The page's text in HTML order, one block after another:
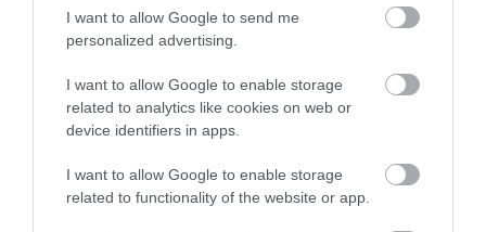
I want to allow Google to send me
personalized advertising.
I want to allow Google to enable storage
related to analytics like cookies on web or
device identifiers in apps.
I want to allow Google to enable storage
related to functionality of the website or app.
Φάνης Σπανός: 500.000 € για την
ενεργειακή αναβάθμιση του 4ου
08.08.2026 | 20:40
Εύβοια: Τέλος στις παράνομες
χωρίς εξαιρέσεις
08.08.2026 | 20:20
ανακοίνωση για το
βουλευτή Σίμο
Κεδίκογλου- Τι
Βίντεο από τη Σύμη